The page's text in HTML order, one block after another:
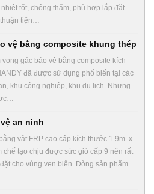
tốt, chống thấm, phù hợp lắp đặt
tiện…
vệ bằng composite khung thép
vọng gác bảo vệ bằng composite kích
đã được sử dụng phổ biến tại các
khu công nghiệp, khu du lịch. Nhưng
an ninh
vật FRP cao cấp kích thước 1.9m x
chế tạo chịu được sức gió cấp 9 nên rất
cho vùng ven biển. Dòng sản phẩm